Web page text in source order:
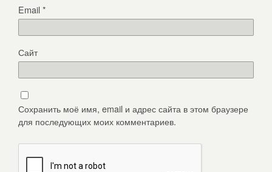
Email*
Сайт
Сохранить моё имя, email и адрес сайта в этом браузере
для последующих моих комментариев.